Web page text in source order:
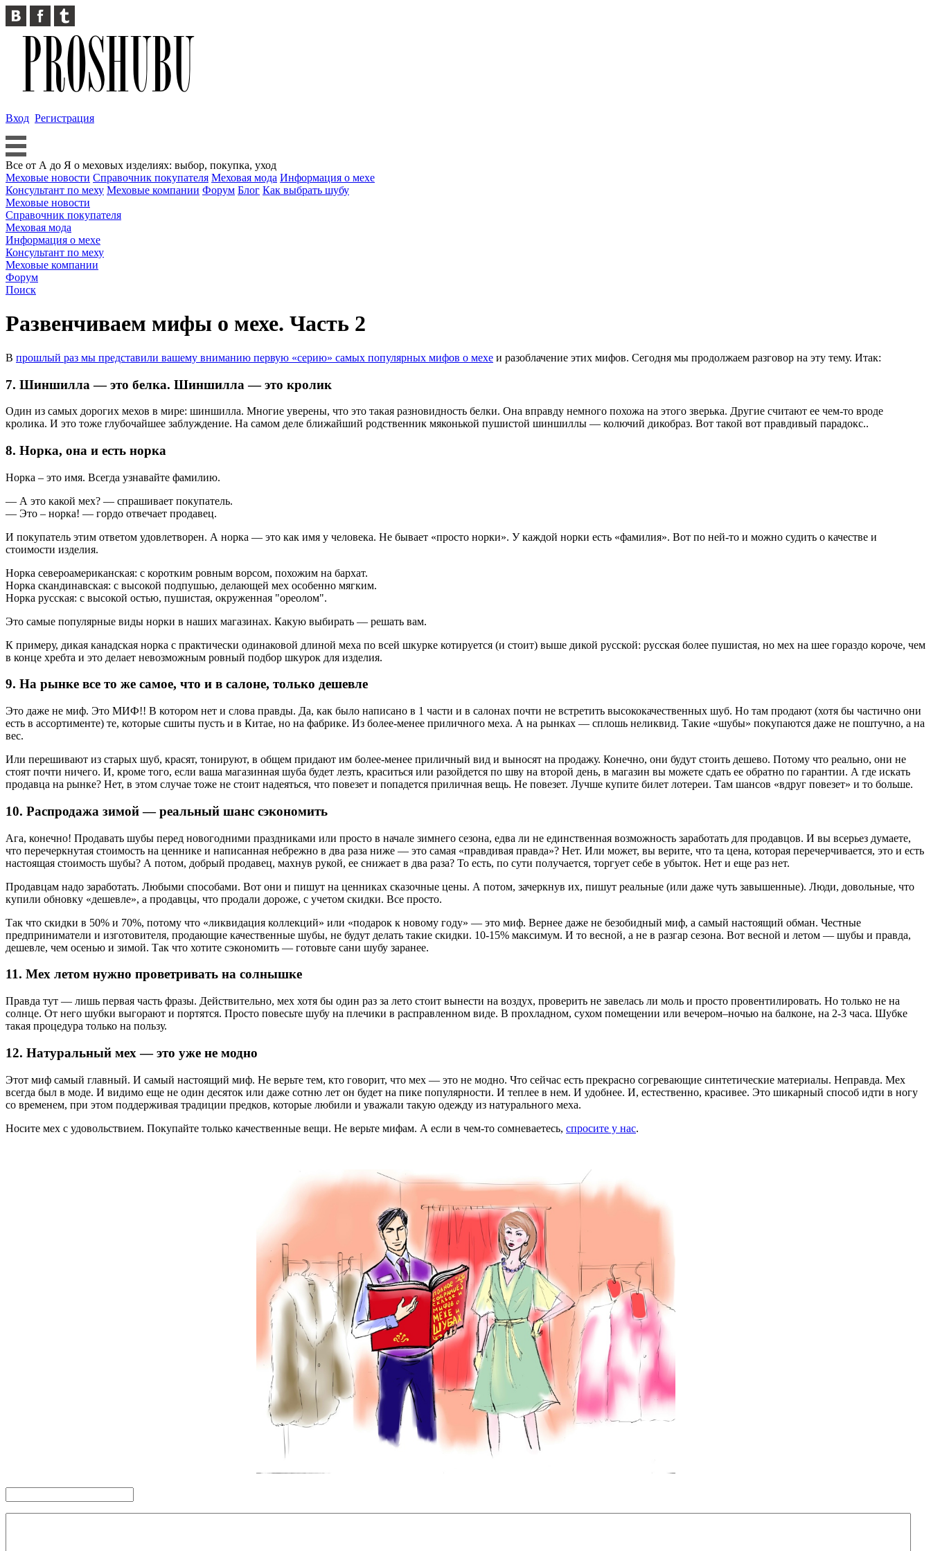
Вход Регистрация
Все от А до Я о меховых изделиях: выбор, покупка, уход
Меховые новости Справочник покупателя Меховая мода Информация о мехе
Консультант по меху Меховые компании Форум Блог Как выбрать шубу
Меховые новости
Справочник покупателя
Меховая мода
Информация о мехе
Консультант по меху
Меховые компании
Форум
Поиск
Развенчиваем мифы о мехе. Часть 2
В прошлый раз мы представили вашему вниманию первую «серию» самых популярных мифов о мехе и разоблачение этих мифов. Сегодня мы продолжаем разговор на эту тему. Итак:
7. Шиншилла — это белка. Шиншилла — это кролик
Один из самых дорогих мехов в мире: шиншилла. Многие уверены, что это такая разновидность белки. Она вправду немного похожа на этого зверька. Другие считают ее чем-то вроде
кролика. И это тоже глубочайшее заблуждение. На самом деле ближайший родственник мяконькой пушистой шиншиллы — колючий дикобраз. Вот такой вот правдивый парадокс..
8. Норка, она и есть норка
Норка – это имя. Всегда узнавайте фамилию.
— А это какой мех? — спрашивает покупатель.
— Это – норка! — гордо отвечает продавец.
И покупатель этим ответом удовлетворен. А норка — это как имя у человека. Не бывает «просто норки». У каждой норки есть «фамилия». Вот по ней-то и можно судить о качестве и
стоимости изделия.
Норка североамериканская: с коротким ровным ворсом, похожим на бархат.
Норка скандинавская: с высокой подпушью, делающей мех особенно мягким.
Норка русская: с высокой остью, пушистая, окруженная "ореолом".
Это самые популярные виды норки в наших магазинах. Какую выбирать — решать вам.
К примеру, дикая канадская норка с практически одинаковой длиной меха по всей шкурке котируется (и стоит) выше дикой русской: русская более пушистая, но мех на шее гораздо короче, чем
в конце хребта и это делает невозможным ровный подбор шкурок для изделия.
9. На рынке все то же самое, что и в салоне, только дешевле
Это даже не миф. Это МИФ!! В котором нет и слова правды. Да, как было написано в 1 части и в салонах почти не встретить высококачественных шуб. Но там продают (хотя бы частично они
есть в ассортименте) те, которые сшиты пусть и в Китае, но на фабрике. Из более-менее приличного меха. А на рынках — сплошь неликвид. Такие «шубы» покупаются даже не поштучно, а на
вес.
Или перешивают из старых шуб, красят, тонируют, в общем придают им более-менее приличный вид и выносят на продажу. Конечно, они будут стоить дешево. Потому что реально, они не
стоят почти ничего. И, кроме того, если ваша магазинная шуба будет лезть, краситься или разойдется по шву на второй день, в магазин вы можете сдать ее обратно по гарантии. А где искать
продавца на рынке? Нет, в этом случае тоже не стоит надеяться, что повезет и попадется приличная вещь. Не повезет. Лучше купите билет лотереи. Там шансов «вдруг повезет» и то больше.
10. Распродажа зимой — реальный шанс сэкономить
Ага, конечно! Продавать шубы перед новогодними праздниками или просто в начале зимнего сезона, едва ли не единственная возможность заработать для продавцов. И вы всерьез думаете,
что перечеркнутая стоимость на ценнике и написанная небрежно в два раза ниже — это самая «правдивая правда»? Нет. Или может, вы верите, что та цена, которая перечерчивается, это и есть
настоящая стоимость шубы? А потом, добрый продавец, махнув рукой, ее снижает в два раза? То есть, по сути получается, торгует себе в убыток. Нет и еще раз нет.
Продавцам надо заработать. Любыми способами. Вот они и пишут на ценниках сказочные цены. А потом, зачеркнув их, пишут реальные (или даже чуть завышенные). Люди, довольные, что
купили обновку «дешевле», а продавцы, что продали дороже, с учетом скидки. Все просто.
Так что скидки в 50% и 70%, потому что «ликвидация коллекций» или «подарок к новому году» — это миф. Вернее даже не безобидный миф, а самый настоящий обман. Честные
предприниматели и изготовителя, продающие качественные шубы, не будут делать такие скидки. 10-15% максимум. И то весной, а не в разгар сезона. Вот весной и летом — шубы и правда,
дешевле, чем осенью и зимой. Так что хотите сэкономить — готовьте сани шубу заранее.
11. Мех летом нужно проветривать на солнышке
Правда тут — лишь первая часть фразы. Действительно, мех хотя бы один раз за лето стоит вынести на воздух, проверить не завелась ли моль и просто провентилировать. Но только не на
солнце. От него шубки выгорают и портятся. Просто повесьте шубу на плечики в расправленном виде. В прохладном, сухом помещении или вечером–ночью на балконе, на 2-3 часа. Шубке
такая процедура только на пользу.
12. Натуральный мех — это уже не модно
Этот миф самый главный. И самый настоящий миф. Не верьте тем, кто говорит, что мех — это не модно. Что сейчас есть прекрасно согревающие синтетические материалы. Неправда. Мех
всегда был в моде. И видимо еще не один десяток или даже сотню лет он будет на пике популярности. И теплее в нем. И удобнее. И, естественно, красивее. Это шикарный способ идти в ногу
со временем, при этом поддерживая традиции предков, которые любили и уважали такую одежду из натурального меха.
Носите мех с удовольствием. Покупайте только качественные вещи. Не верьте мифам. А если в чем-то сомневаетесь, спросите у нас.